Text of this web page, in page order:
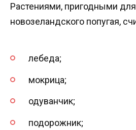
Растениями, пригодными
новозеландского попугая,
лебеда;
мокрица;
одуванчик;
подорожник;